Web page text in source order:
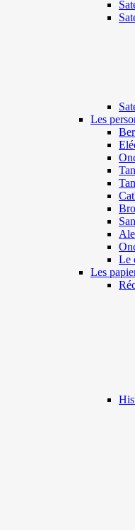
Les
Le
Les